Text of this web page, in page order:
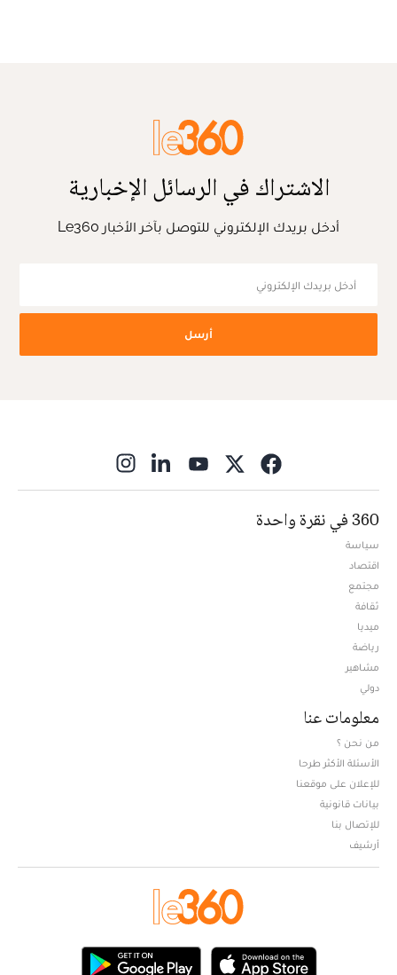
الاشتراك في الرسائل الإخبارية
أدخل بريدك الإلكتروني للتوصل بآخر الأخبار Le360
أرسل
360 في نقرة واحدة
سياسة
اقتصاد
مجتمع
ثقافة
ميديا
رياضة
مشاهير
دولي
معلومات عنا
من نحن ؟
الأسئلة الأكثر طرحا
للإعلان على موقعنا
بيانات قانونية
للإتصال بنا
أرشيف